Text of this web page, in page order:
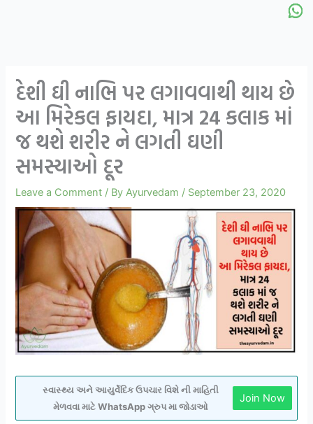
દેશી ઘી નાભિ પર લગાવવાથી થાય છે
આ મિરેકલ ફાયદા, માત્ર 24 કલાક માં
જ થશે શરીર ને લગતી ઘણી
સમસ્યાઓ દૂર
Leave a Comment / ByAyurvedam / September 23, 2020
સ્વાસ્થ્ય અને આયુર્વેદિક ઉપચાર વિશે ની માહિતી
મેળવવા માટે WhatsApp ગ્રુપ મા જોડાઓ
Join Now